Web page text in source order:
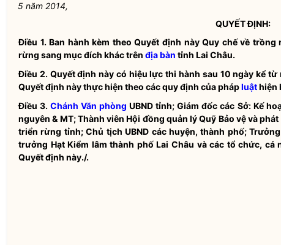
5 năm 2014,
QUYẾT ĐỊNH:
Điều 1.Ban hành kèm theo Quyết định nàyQuy chếvề trồng
rừng sang mục đích khác trên địa bàn tỉnh Lai Châu.
Điều 2. Quyết định này có hiệu lực thi hành sau 10 ngày kể
Quyết định này thực hiện theo các quy định của phápluậthiện
Điều 3.Chánh Văn phòng UBND tỉnh; Giám đốc các Sở: Kế
nguyên & MT; Thành viên Hội đồng quản lý Quỹ Bảo vệ và
triển rừng tỉnh; Chủ tịch UBND các huyện, thành phố;
trưởng Hạt Kiểm lâm thành phố Lai Châu và các tổ chức,
Quyết định này./.